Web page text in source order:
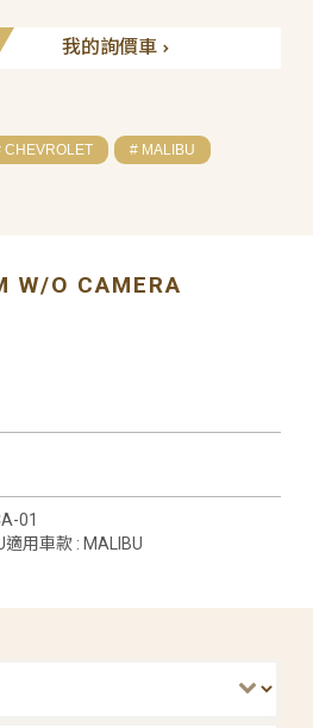
我的詢價車
CHEVROLET # MALIBU
W/O CAMERA
01
用車款 : MALIBU